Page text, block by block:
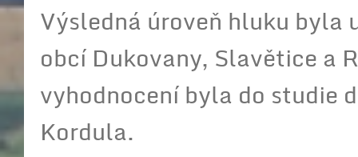
Výsledná úroveň hluku byla
obcí Dukovany, Slavětice a
vyhodnocení byla do studie
Kordula.